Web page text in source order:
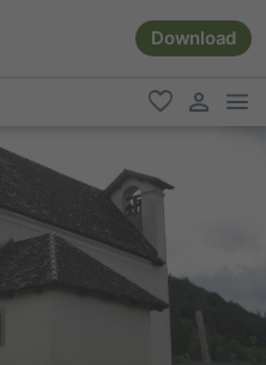
Download
favoriti
user link